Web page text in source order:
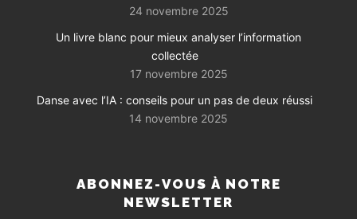
24 novembre 2025
Un livre blanc pour mieux analyser l’information
collectée
17 novembre 2025
Danse avec l’IA : conseils pour un pas de deux réussi
14 novembre 2025
ABONNEZ-VOUS À NOTRE
NEWSLETTER